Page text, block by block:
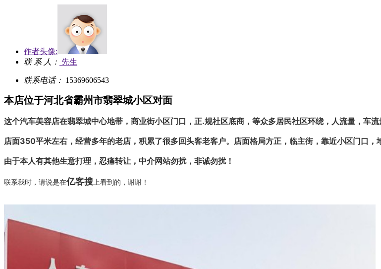
作者头像:
联 系 人： 先生
联系电话： 15369606543
本店位于河北省霸州市翡翠城小区对面
这个汽车美容店在翡翠城中心地带，商业街小区门口，正.规社区底商，等众多居民社区环绕，人流量，车
店面350平米左右，经营多年的老店，积累了很多回头客老客户。店面格局方正，临主街，靠近小区门口
由于本人有其他生意打理，忍痛转让，中介网站勿扰，非诚勿扰！
联系我时，请说是在亿客搜 上看到的，谢谢！